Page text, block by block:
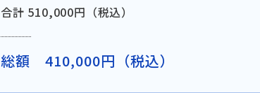
合計 510,000円（税込）
総額 410,000円（税込）